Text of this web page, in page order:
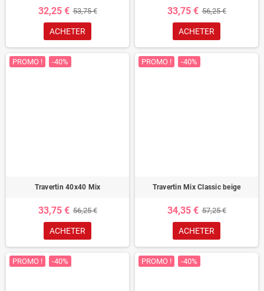
32,25 € 53,75 €
ACHETER
33,75 € 56,25 €
ACHETER
PROMO ! -40%
Travertin 40x40 Mix
33,75 € 56,25 €
ACHETER
PROMO ! -40%
Travertin Mix Classic beige
34,35 € 57,25 €
ACHETER
PROMO ! -40% PROMO ! -40%